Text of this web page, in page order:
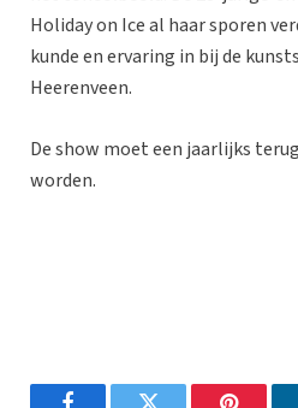
Holiday on Ice al haar sporen
kunde en ervaring in bij de
Heerenveen.
De show moet een jaarlijks
worden.